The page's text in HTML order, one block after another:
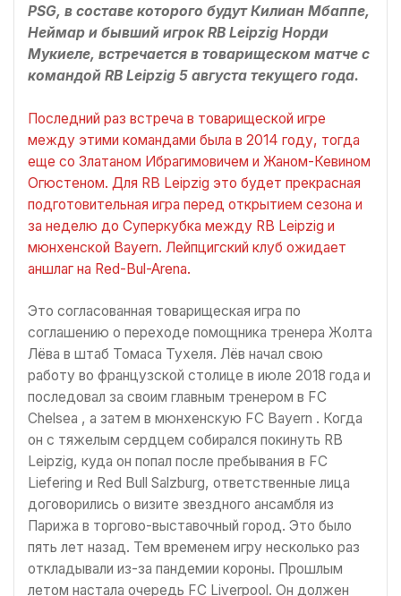
PSG, в составе которого будут Килиан Мбаппе,
Неймар и бывший игрок RB Leipzig Норди
Мукиеле, встречается в товарищеском матче с
командой RB Leipzig 5 августа текущего года.
Последний раз встреча в товарищеской игре
между этими командами была в 2014 году, тогда
еще со Златаном Ибрагимовичем и Жаном-Кевином
Огюстеном. Для RB Leipzig это будет прекрасная
подготовительная игра перед открытием сезона и
за неделю до Суперкубка между RB Leipzig и
мюнхенской Bayern. Лейпцигский клуб ожидает
аншлаг на Red-Bul-Arena.
Это согласованная товарищеская игра по
соглашению о переходе помощника тренера Жолта
Лёва в штаб Томаса Тухеля. Лёв начал свою
работу во французской столице в июле 2018 года и
последовал за своим главным тренером в FC
Chelsea , а затем в мюнхенскую FC Bayern . Когда
он с тяжелым сердцем собирался покинуть RB
Leipzig, куда он попал после пребывания в FC
Liefering и Red Bull Salzburg, ответственные лица
договорились о визите звездного ансамбля из
Парижа в торгово-выставочный город. Это было
пять лет назад. Тем временем игру несколько раз
откладывали из-за пандемии короны. Прошлым
летом настала очередь FC Liverpool. Он должен